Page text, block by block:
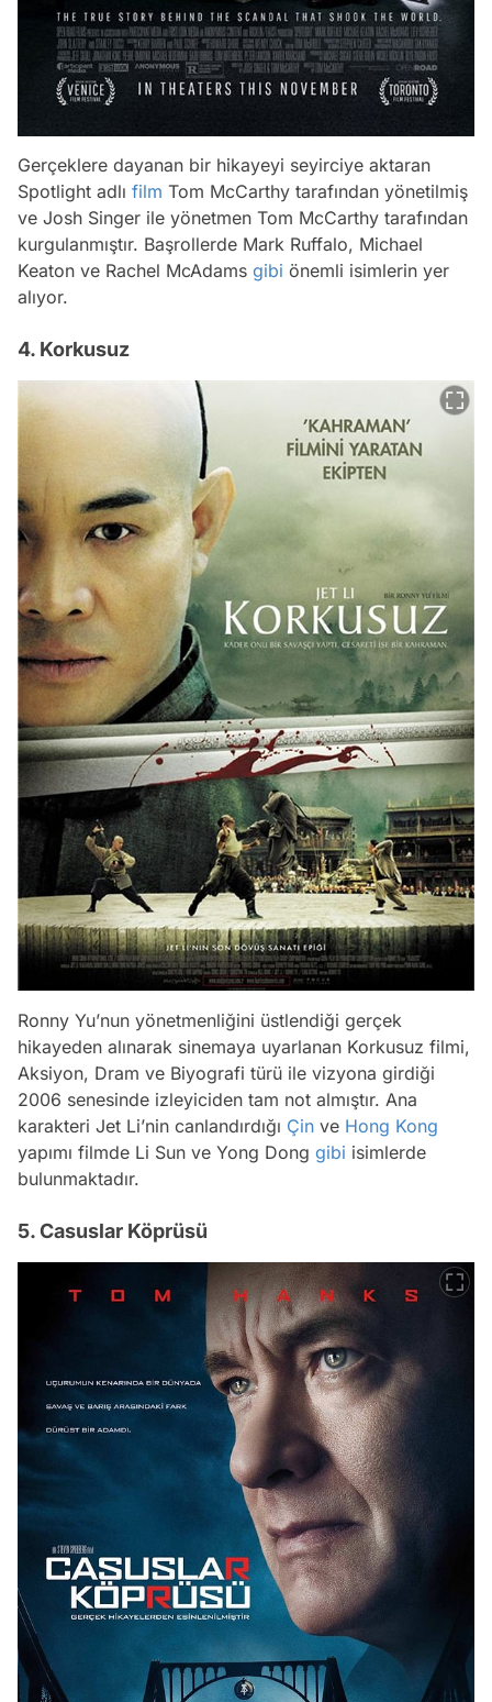
Gerçeklere dayanan bir hikayeyi seyirciye aktaran
Spotlight adlı film Tom McCarthy tarafından yönetilmiş
ve Josh Singer ile yönetmen Tom McCarthy tarafından
kurgulanmıştır. Başrollerde Mark Ruffalo, Michael
Keaton ve Rachel McAdams gibi önemli isimlerin yer
alıyor.
4. Korkusuz
Ronny Yu’nun yönetmenliğini üstlendiği gerçek
hikayeden alınarak sinemaya uyarlanan Korkusuz filmi,
Aksiyon, Dram ve Biyografi türü ile vizyona girdiği
2006 senesinde izleyiciden tam not almıştır. Ana
karakteri Jet Li’nin canlandırdığı Çin ve Hong Kong
yapımı filmde Li Sun ve Yong Dong gibi isimlerde
bulunmaktadır.
5. Casuslar Köprüsü